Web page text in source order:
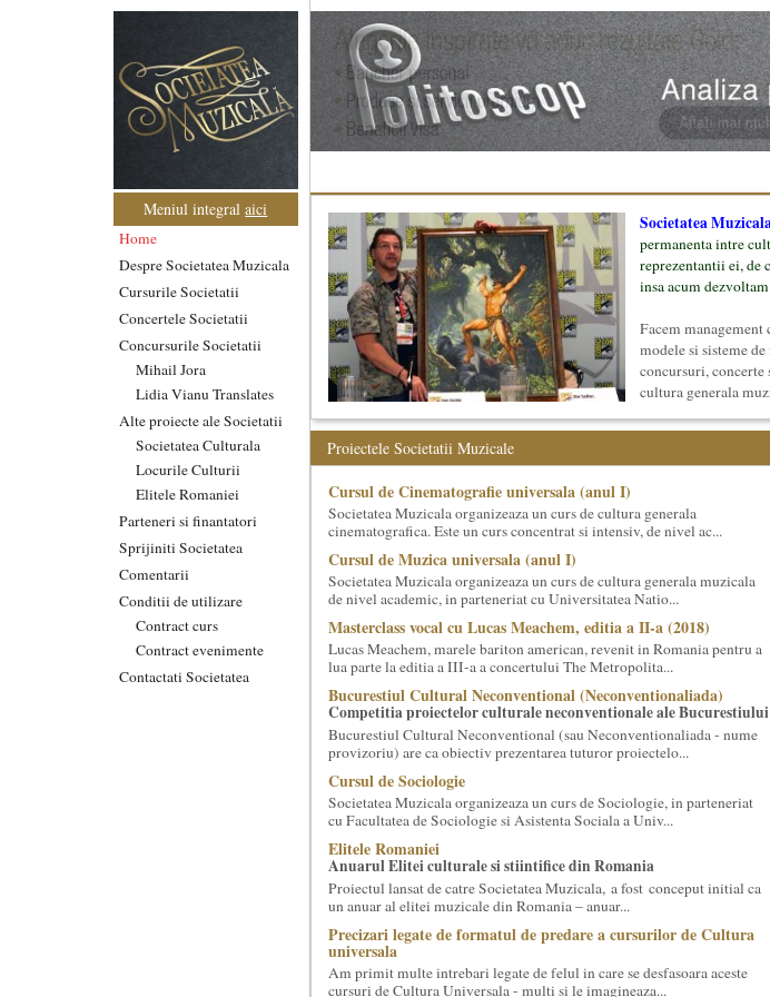
Meniul integralaici
Home
Despre Societatea Muzicala
Cursurile Societatii
Concertele Societatii
Concursurile Societatii
Mihail Jora
Lidia Vianu Translates
Alte proiecte ale Societatii
Societatea Culturala
Locurile Culturii
Elitele Romaniei
Parteneri si finantatori
Sprijiniti Societatea
Comentarii
Conditii de utilizare
Contract curs
Contract evenimente
Contactati Societatea
Societatea
permanenta intre
reprezentantii ei, de
insa acum
Facem
modele si sisteme
concursuri,
cultura generala
mai jos.
Proiectele Societatii Muzicale
Cursul de Cinematografie universala (anul I)
Societatea Muzicala organizeaza un curs de cultura generala
cinematografica. Este un curs concentrat si intensiv, de nivel ac...
Cursul de Muzica universala (anul I)
Societatea Muzicala organizeaza un curs de cultura generala muzicala
de nivel academic, in parteneriat cu Universitatea Natio...
Masterclass vocal cu Lucas Meachem, editia a II-a (2018)
Lucas Meachem, marele bariton american, revenit in Romania pentru a
lua parte la editia a III-a a concertului The Metropolita...
Bucurestiul Cultural Neconventional (Neconventionaliada)
Competitia proiectelor culturale neconventionale ale Bucurestiului
Bucurestiul Cultural Neconventional (sau Neconventionaliada - nume
provizoriu) are ca obiectiv prezentarea tuturor proiectelo...
Cursul de Sociologie
Societatea Muzicala organizeaza un curs de Sociologie, in parteneriat
cu Facultatea de Sociologie si Asistenta Sociala a Univ...
Elitele Romaniei
Anuarul Elitei culturale si stiintifice din Romania
Proiectul lansat de catre Societatea Muzicala, a fost conceput initial ca
un anuar al elitei muzicale din Romania – anuar...
Precizari legate de formatul de predare a cursurilor de Cultura
universala
Am primit multe intrebari legate de felul in care se desfasoara aceste
cursuri de Cultura Universala - multi si le imagineaza...